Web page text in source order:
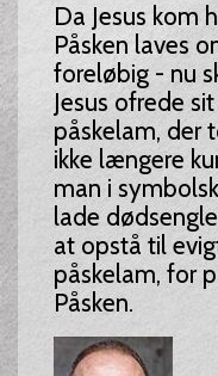
Da Jesus kom
Påsken laves
foreløbig - nu
Jesus ofrede
påskelam, der
ikke længere
man i
lade
at opstå til
påskelam, for
Påsken.